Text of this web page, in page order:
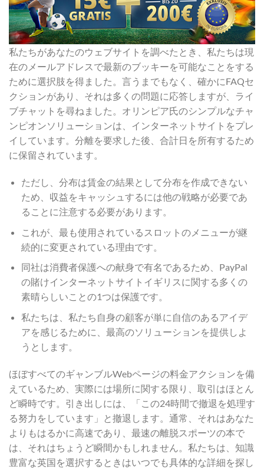
私たちがあなたのウェブサイトを調べたとき、私たちは現
在のメールアドレスで最新のブッキーを可能なことをする
ために選択肢を得ました。言うまでもなく、確かにFAQセ
クションがあり、それは多くの問題に応答しますが、ライ
ブチャットを尋ねました。オリンピア氏のシンプルなチャ
ンピオンソリューションは、インターネットサイトをプレ
イしています。分離を要求した後、合計日を所有するため
に保留されています。
ただし、分布は賃金の結果として分布を作成できない
ため、収益をキャッシュするには他の戦略が必要であ
ることに注意する必要があります。
これが、最も使用されているスロットのメニューが継
続的に変更されている理由です。
同社は消費者保護への献身で有名であるため、PayPal
の賭けインターネットサイトイギリスに関する多くの
素晴らしいことの1つは保護です。
私たちは、私たち自身の顧客が単に自信のあるアイデ
アを感じるために、最高のソリューションを提供しよ
うとします。
ほぼすべてのギャンブルWebページの料金アクションを備
えているため、実際には場所に関する限り、取引はほとん
ど瞬時です。引き出しには、「この24時間で撤退を処理す
る努力をしています」と撤退します。通常、それはあなた
よりもはるかに高速であり、最速の離脱スポーツの本で
は、それはちょうど瞬間かもしれません。私たちは、知識
豊富な英国を選択するときはいつでも具体的な詳細を探し